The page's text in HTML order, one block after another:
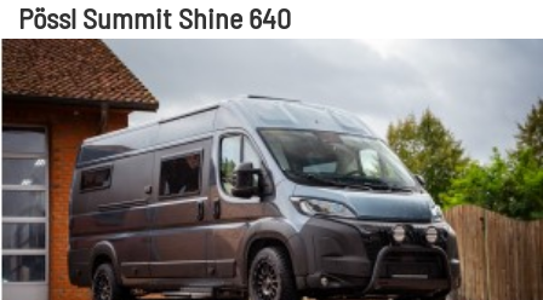
Pössl Summit Shine 640